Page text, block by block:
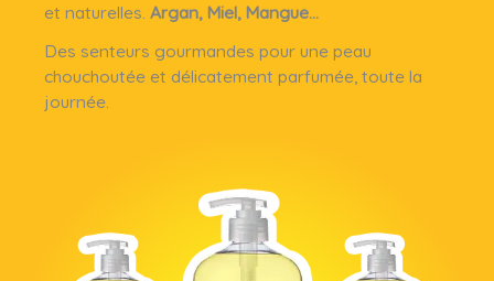
et naturelles. Argan, Miel, Mangue…
Des senteurs gourmandes pour une peau
chouchoutée et délicatement parfumée, toute la
journée.